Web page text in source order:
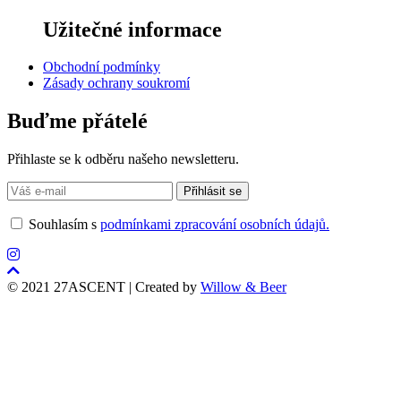
Užitečné informace
Obchodní podmínky
Zásady ochrany soukromí
Buďme přátelé
Přihlaste se k odběru našeho newsletteru.
Souhlasím s podmínkami zpracování osobních údajů.
© 2021 27ASCENT | Created by Willow & Beer